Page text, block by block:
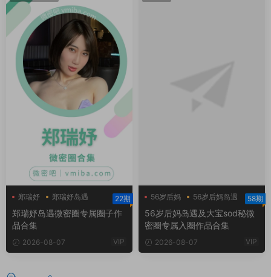
郑瑞妤
郑瑞妤岛遇
郑瑞妤微博
22期
郑瑞妤岛遇微密圈专属圈子作
品合集
2026-08-07 VIP
56岁后妈
56岁后妈岛遇
大宝sod秘
58期
56岁后妈岛遇及大宝sod秘微
密圈专属入圈作品合集
2026-08-07 VIP